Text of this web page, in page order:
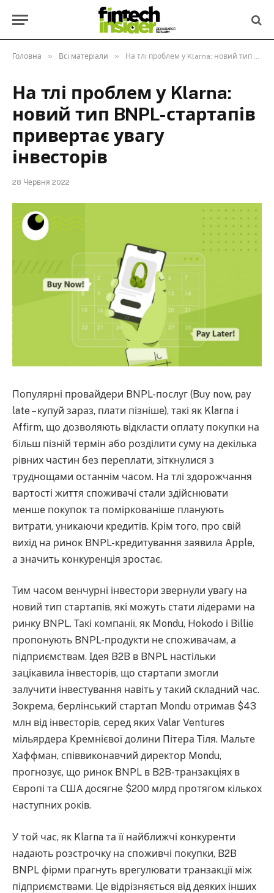
Головна » Всі матеріали » На тлі проблем у Klarna: новий тип BNPL-стартапів привертає увагу інвесторів
На тлі проблем у Klarna:
новий тип BNPL-стартапів
привертає увагу
інвесторів
28 Червня 2022
Популярні провайдери BNPL-послуг (Buy now, pay
late – купуй зараз, плати пізніше), такі як Klarna і
Affirm, що дозволяють відкласти оплату покупки на
більш пізній термін або розділити суму на декілька
рівних частин без переплати, зіткнулися з
труднощами останнім часом. На тлі здорожчання
вартості життя споживачі стали здійснювати
менше покупок та поміркованіше планують
витрати, уникаючи кредитів. Крім того, про свій
вихід на ринок BNPL-кредитування заявила Apple,
а значить конкуренція зростає.
Тим часом венчурні інвестори звернули увагу на
новий тип стартапів, які можуть стати лідерами на
ринку BNPL. Такі компанії, як Mondu, Hokodo і Billie
пропонують BNPL-продукти не споживачам, а
підприємствам. Ідея B2B в BNPL настільки
зацікавила інвесторів, що стартапи змогли
залучити інвестування навіть у такий складний час.
Зокрема, берлінський стартап Mondu отримав $43
млн від інвесторів, серед яких Valar Ventures
мільярдера Кремнієвої долини Пітера Тіля. Мальте
Хаффман, співвиконавчий директор Mondu,
прогнозує, що ринок BNPL в B2B-транзакціях в
Європі та США досягне $200 млрд протягом кількох
наступних років.
У той час, як Klarna та її найближчі конкуренти
надають розстрочку на споживчі покупки, B2B
BNPL фірми прагнуть врегулювати транзакції між
підприємствами. Це відрізняється від деяких інших